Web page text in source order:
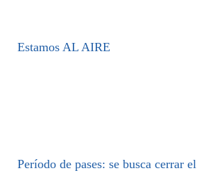
Estamos AL AIRE
Período de pases: se busca cerrar el